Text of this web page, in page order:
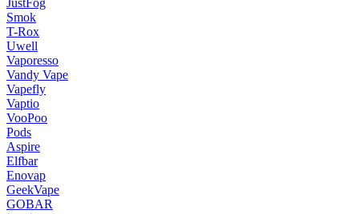
JustFog
Smok
T-Rox
Uwell
Vaporesso
Vandy Vape
Vapefly
Vaptio
VooPoo
Pods
Aspire
Elfbar
Enovap
GeekVape
GOBAR